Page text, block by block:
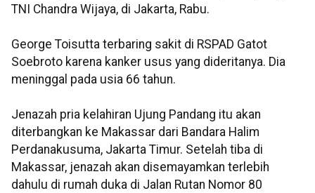
TNI Chandra Wijaya, di Jakarta, Rabu.
George Toisutta terbaring sakit di RSPAD Gatot
Soebroto karena kanker usus yang dideritanya. Dia
meninggal pada usia 66 tahun.
Jenazah pria kelahiran Ujung Pandang itu akan
diterbangkan ke Makassar dari Bandara Halim
Perdanakusuma, Jakarta Timur. Setelah tiba di
Makassar, jenazah akan disemayamkan terlebih
dahulu di rumah duka di Jalan Rutan Nomor 80